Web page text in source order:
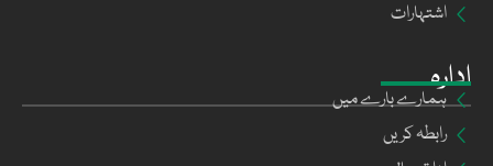
ادارہ
ہمارے بارے میں
رابطہ کریں
اشتہارات